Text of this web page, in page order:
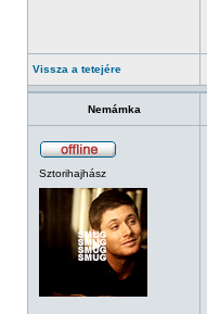
Vissza a tetejére
Nemámka
Sztorihajhász